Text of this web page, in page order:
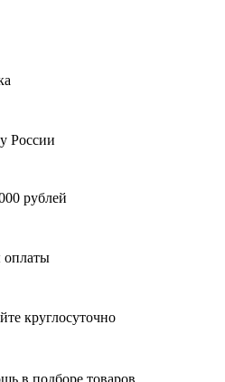
России
рублей
оплаты
круглосуточно
в подборе товаров